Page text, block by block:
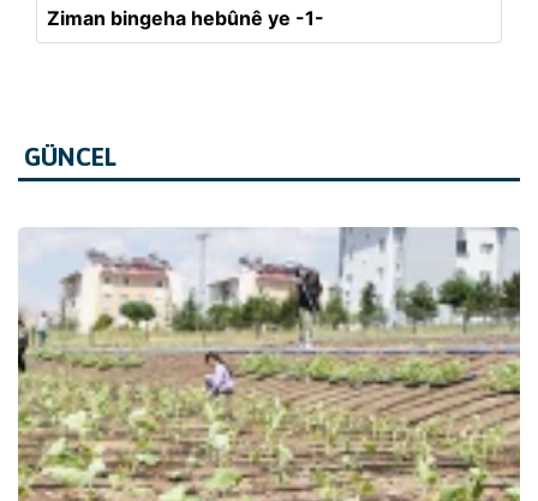
Ziman bingeha hebûnê ye -1-
GÜNCEL